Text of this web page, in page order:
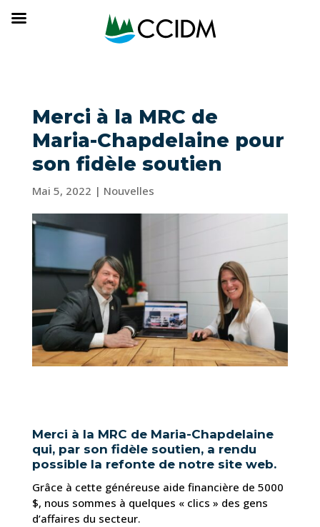
Merci à la MRC de
Maria-Chapdelaine pour
son fidèle soutien
Mai 5, 2022 | Nouvelles
Merci à la MRC de Maria-Chapdelaine
qui, par son fidèle soutien, a rendu
possible la refonte de notre site web.
Grâce à cette généreuse aide financière de 5000
$, nous sommes à quelques « clics » des gens
d’affaires du secteur.